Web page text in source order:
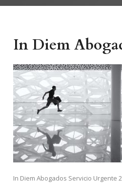
In Diem
In Diem Abogados Servicio Urgente